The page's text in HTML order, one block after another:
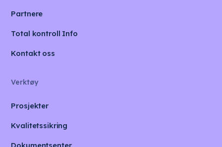
Partnere
Total kontroll Info
Kontakt oss
Verktøy
Prosjekter
Kvalitetssikring